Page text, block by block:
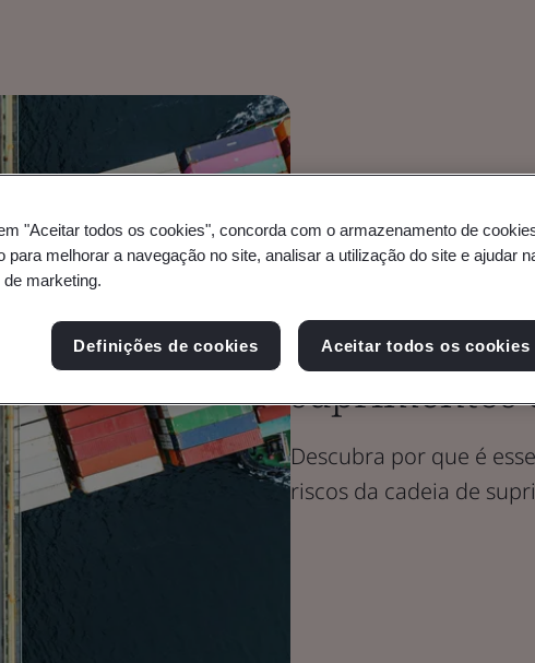
Blog
Diversifique
suprimentos
Descubra por que é
riscos da cadeia de
"Aceitar todos os cookies", concorda com o armazenamento de
para melhorar a navegação no site, analisar a utilização do site e ajudar
marketing.
Definições de cookies Aceitar todos os cookies